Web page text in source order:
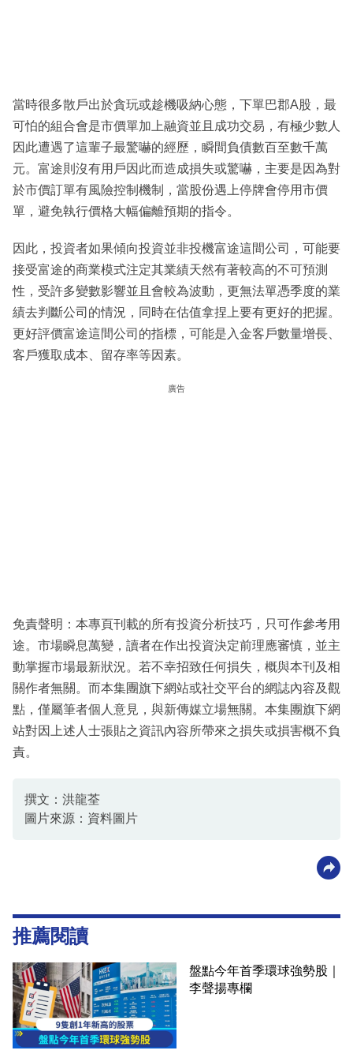
當時很多散戶出於貪玩或趁機吸納心態，下單巴郡A股，最
可怕的組合會是市價單加上融資並且成功交易，有極少數人
因此遭遇了這輩子最驚嚇的經歷，瞬間負債數百至數千萬
元。富途則沒有用戶因此而造成損失或驚嚇，主要是因為對
於市價訂單有風險控制機制，當股份遇上停牌會停用市價
單，避免執行價格大幅偏離預期的指令。
因此，投資者如果傾向投資並非投機富途這間公司，可能要
接受富途的商業模式注定其業績天然有著較高的不可預測
性，受許多變數影響並且會較為波動，更無法單憑季度的業
績去判斷公司的情況，同時在估值拿捏上要有更好的把握。
更好評價富途這間公司的指標，可能是入金客戶數量增長、
客戶獲取成本、留存率等因素。
廣告
免責聲明：本專頁刊載的所有投資分析技巧，只可作參考用
途。市場瞬息萬變，讀者在作出投資決定前理應審慎，並主
動掌握市場最新狀況。若不幸招致任何損失，概與本刊及相
關作者無關。而本集團旗下網站或社交平台的網誌內容及觀
點，僅屬筆者個人意見，與新傳媒立場無關。本集團旗下網
站對因上述人士張貼之資訊內容所帶來之損失或損害概不負
責。
撰文：洪龍荃
圖片來源：資料圖片
推薦閱讀
盤點今年首季環球強勢股｜
李聲揚專欄